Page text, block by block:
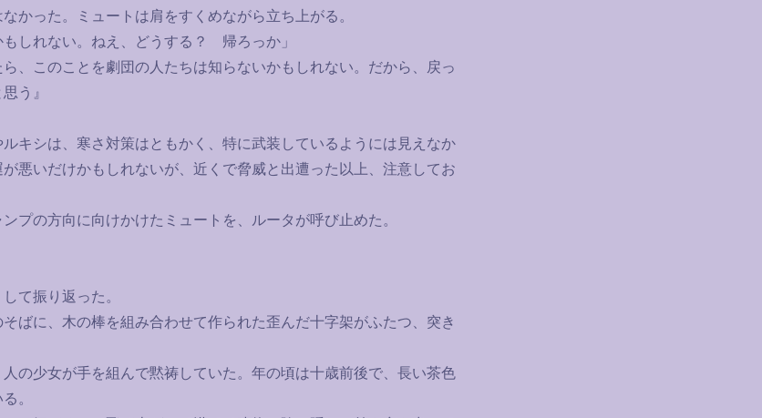
かった。ミュートは肩をすくめながら立ち上がる。
もしれない。ねえ、どうする？ 帰ろっか」
ら、このことを劇団の人たちは知らないかもしれない。だから、戻っ
う』
キシは、寒さ対策はともかく、特に武装しているようには見えなか
悪いだけかもしれないが、近くで脅威と出遭った以上、注意してお
プの方向に向けかけたミュートを、ルータが呼び止めた。
て振り返った。
ばに、木の棒を組み合わせて作られた歪んだ十字架がふたつ、突き
の少女が手を組んで黙祷していた。年の頃は十歳前後で、長い茶色
。